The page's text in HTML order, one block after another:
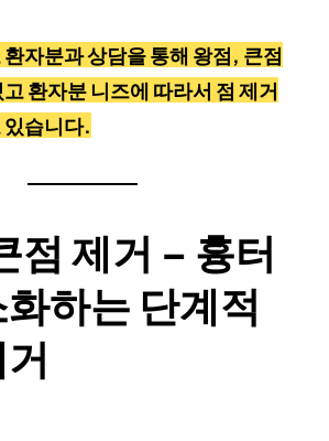
자분과 상담을 통해 왕점, 큰점
환자분 니즈에 따라서 점 제거
있습니다.
점 제거 – 흉터
하는 단계적